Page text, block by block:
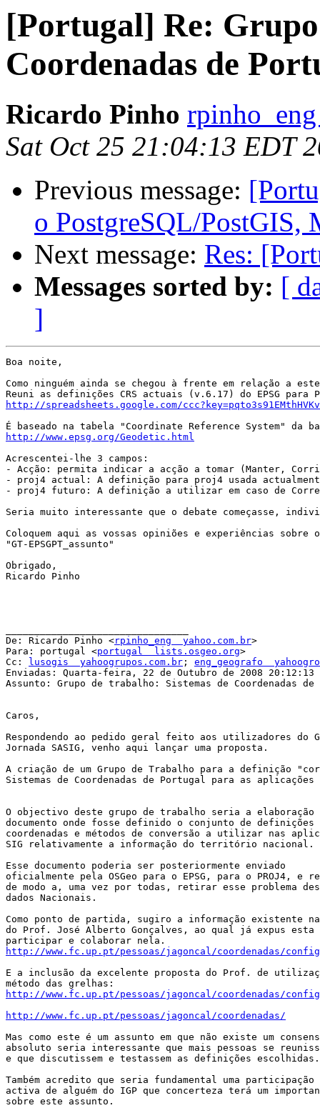
[Portugal] Re:
Coordenadas de
Ricardo Pinho
Sat Oct 25 21:04:13 EDT
Previous message:
o PostgreSQL/PostGIS,
Next message: Res:
Messages sorted by: [
]
Boa noite,
Como ninguém ainda se chegou à frente em relação a
http://spreadsheets.google.com/
http://www.epsg.org/Geodetic.html
Acrescentei-lhe 3 campos:
- Acção: permita indicar a acção a tomar (Manter,
- proj4 actual: A definição para proj4 usada actualmente
- proj4 futuro: A definição a utilizar em caso de
Seria muito interessante que o debate começasse,
Coloquem aqui as vossas opiniões e experiências
"GT-EPSGPT_assunto"
Obrigado,
Ricardo Pinho
De: Ricardo Pinho <rpinho_eng  yahoo.com.br>
Para: portugal <portugal  lists.osgeo.org>
Cc:
lusogis  yahoogrupos.com.br ; eng_geografo
Enviadas: Quarta-feira, 22 de Outubro de 2008 20:12:13
Assunto: Grupo de trabalho: Sistemas de Coordenadas de
Caros,
Respondendo ao pedido geral feito aos utilizadores do
Jornada SASIG, venho aqui lançar uma proposta.
A criação de um Grupo de Trabalho para a definição
Sistemas de Coordenadas de Portugal para as
O objectivo deste grupo de trabalho seria a elaboração
documento onde fosse definido o conjunto de definições
coordenadas e métodos de conversão a utilizar nas
SIG relativamente a informação do território nacional.
Esse documento poderia ser posteriormente enviado
oficialmente pela OSGeo para o EPSG, para o PROJ4, e
de modo a, uma vez por todas, retirar esse problema
dados Nacionais.
Como ponto de partida, sugiro a informação existente
do Prof. José Alberto Gonçalves, ao qual já expus
http://www.fc.up.pt/pessoas/jagoncal/coordenadas/
E a inclusão da excelente proposta do Prof. de
http://www.fc.up.pt/pessoas/jagoncal/coordenadas/
http://www.fc.up.pt/pessoas/jagoncal/coordenadas/
Mas como este é um assunto em que não existe um
absoluto seria interessante que mais pessoas se
e que discutissem e testassem as definições
Também acredito que seria fundamental uma participação
activa de alguém do IGP que concerteza terá um
sobre este assunto.